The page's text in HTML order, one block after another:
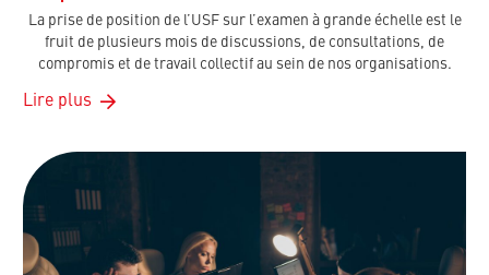
La prise de position de l’USF sur l’examen à grande échelle est le
fruit de plusieurs mois de discussions, de consultations, de
compromis et de travail collectif au sein de nos organisations.
Lire plus